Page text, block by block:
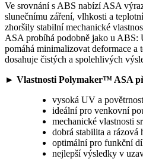
Ve srovnání s ABS nabízí ASA
slunečnímu záření, vlhkosti a
zhoršily stabilní mechanické
ASA probíhá podobně jako u ABS:
pomáhá minimalizovat deformace a
dosahuje čistých a spolehlivých
► Vlastnosti Polymaker™ ASA
vysoká UV a
ideální pro venkovní
mechanické vlastnosti
dobrá stabilita a rázová
optimální pro funkční
nejlepší výsledky v